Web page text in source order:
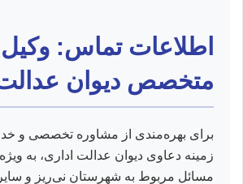
اطلاعات تماس: وکیل
متخصص دیوان عدالت
برای بهره‌مندی از مشاوره تخصصی و
زمینه دعاوی دیوان عدالت اداری، به ویژه
مسائل مربوط به شهرستان نی‌ریز و